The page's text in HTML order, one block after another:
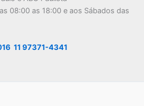
08:00 as 18:00 e aos Sábados das
11 97371-4341